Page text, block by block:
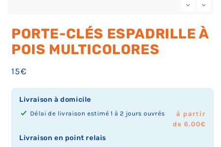
média
dans
une
modale
PORTE-CLÉS ESPADRILLE À
POIS MULTICOLORES
Prix
15€
Livraison à domicile
Délai de livraison estimé 1 à 2 jours ouvrés
à partir
de 6.00€
Livraison en point relais